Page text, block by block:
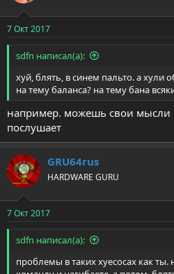
7 Окт 2017
sdfn написал(а):
хyй, блять, в синем пальто. а хули
на тему баланса? на тему бана
например. можешь свои мысли
послушает
GRU64rus
HARDWARE GURU
7 Окт 2017
sdfn написал(а):
проблемы в таких хуесосах как ты.